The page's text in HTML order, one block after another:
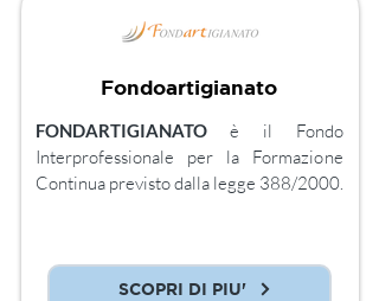
Fondoartigianato
FONDARTIGIANATOè il Fondo
Interprofessionale per la Formazione
Continua previsto dalla legge 388/2000.
SCOPRI DI PIU'